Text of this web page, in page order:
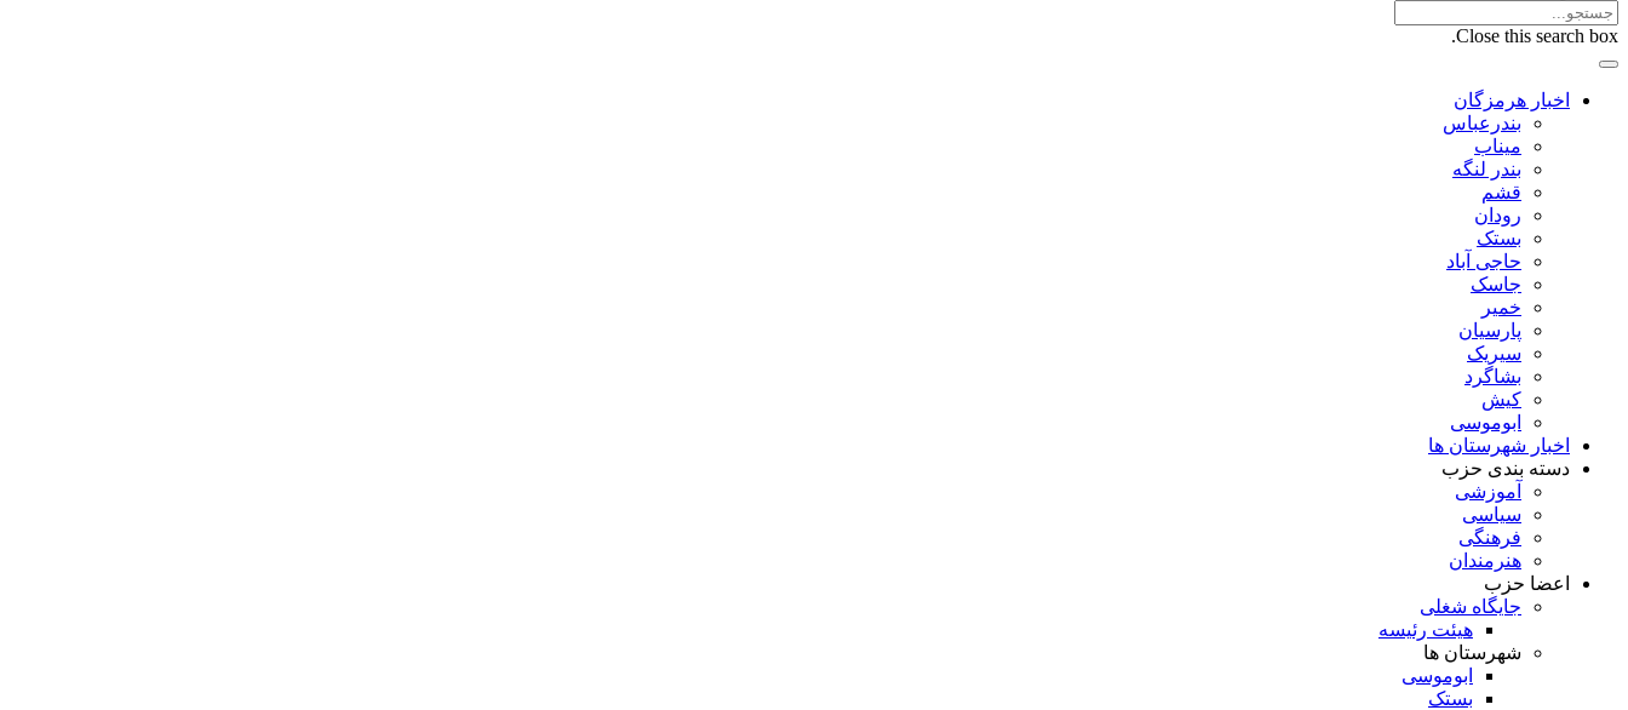
Close this search box.
اخبار هرمزگان
بندرعباس
میناب
بندر لنگه
قشم
رودان
بستک
حاجی آباد
جاسک
خمیر
پارسیان
سیریک
بشاگرد
کیش
ابوموسی
اخبار شهرستان ها
دسته بندی حزب
آموزشی
سیاسی
فرهنگی
هنرمندان
اعضا حزب
جایگاه شغلی
هیئت رئیسه
شهرستان ها
ابوموسی
بستک